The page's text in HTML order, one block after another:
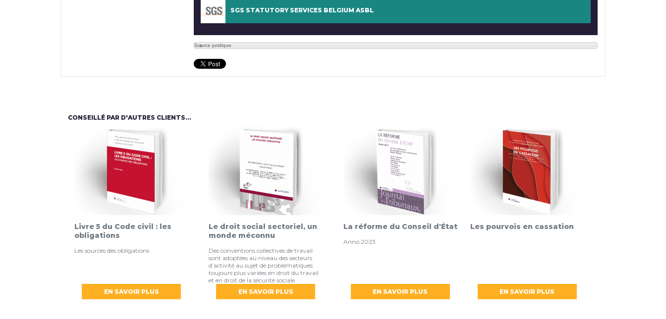
SGS STATUTORY SERVICES BELGIUM ASBL
Source juridique
CONSEILLÉ PAR D'AUTRES CLIENTS...
Livre 5 du Code civil : les
obligations
Les sources des obligations
EN SAVOIR PLUS
Le droit social sectoriel, un
monde méconnu
Des conventions collectives de travail
sont adoptées au niveau des secteurs
d’activité au sujet de problématiques
toujours plus variées en droit du travail
et en droit de la sécurité sociale.
EN SAVOIR PLUS
La réforme du Conseil d'État
Anno 2023
EN SAVOIR PLUS
Les pourvois en cassation
EN SAVOIR PLUS